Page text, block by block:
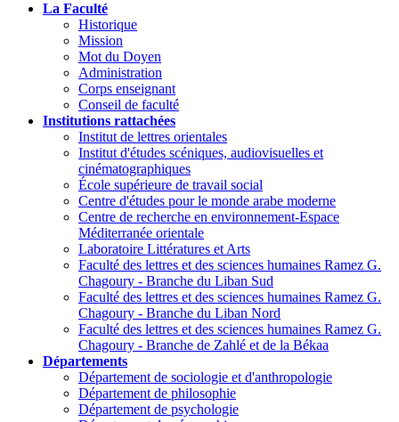
La Faculté
Historique
Mission
Mot du Doyen
Administration
Corps enseignant
Conseil de faculté
Institutions rattachées
Institut de lettres orientales
Institut d'études scéniques, audiovisuelles et
cinématographiques
École supérieure de travail social
Centre d'études pour le monde arabe moderne
Centre de recherche en environnement-Espace
Méditerranée orientale
Laboratoire Littératures et Arts
Faculté des lettres et des sciences humaines Ramez G.
Chagoury - Branche du Liban Sud
Faculté des lettres et des sciences humaines Ramez G.
Chagoury - Branche du Liban Nord
Faculté des lettres et des sciences humaines Ramez G.
Chagoury - Branche de Zahlé et de la Békaa
Départements
Département de sociologie et d'anthropologie
Département de philosophie
Département de psychologie